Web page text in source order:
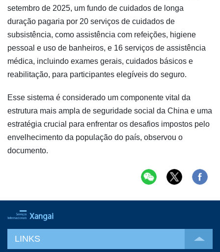
setembro de 2025, um fundo de cuidados de longa
duração pagaria por 20 serviços de cuidados de
subsistência, como assistência com refeições, higiene
pessoal e uso de banheiros, e 16 serviços de assistência
médica, incluindo exames gerais, cuidados básicos e
reabilitação, para participantes elegíveis do seguro.
Esse sistema é considerado um componente vital da
estrutura mais ampla de seguridade social da China e uma
estratégia crucial para enfrentar os desafios impostos pelo
envelhecimento da população do país, observou o
documento.
LINKS